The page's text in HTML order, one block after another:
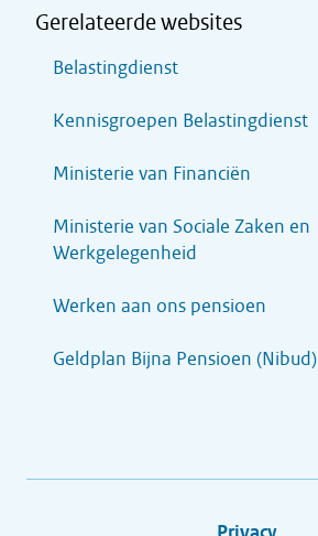
Gerelateerde websites
Belastingdienst
Kennisgroepen Belastingdienst
Ministerie van Financiën
Ministerie van Sociale Zaken en
Werkgelegenheid
Werken aan ons pensioen
Geldplan Bijna Pensioen (Nibud)